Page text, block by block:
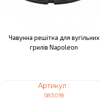
Чавунна решітка для вугільних
грилів Napoleon
Артикул :
S83018